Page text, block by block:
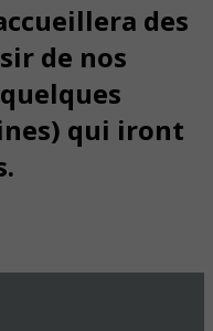
des
de nos
qui iront